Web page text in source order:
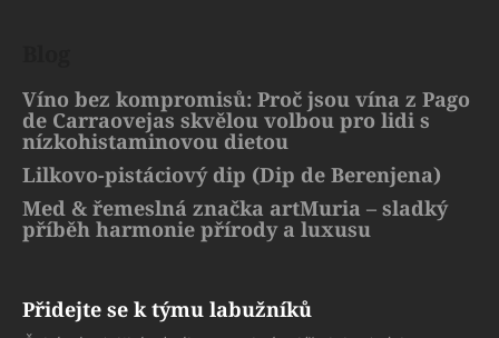
Víno bez kompromisů: Proč jsou vína z Pago
de Carraovejas skvělou volbou pro lidi s
nízkohistaminovou dietou
Lilkovo-pistáciový dip (Dip de Berenjena)
Med & řemeslná značka artMuria – sladký
příběh harmonie přírody a luxusu
Přidejte se k týmu labužníků